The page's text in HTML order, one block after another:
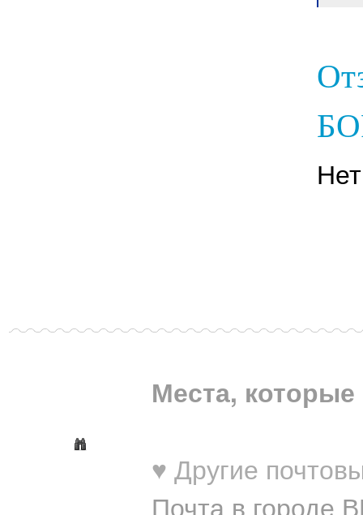
Места, которые
♥ Другие
Почта в городе